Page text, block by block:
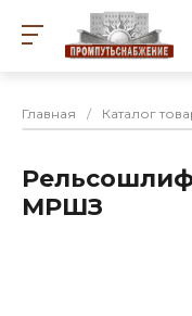
Главная / Каталог
МРШЗ